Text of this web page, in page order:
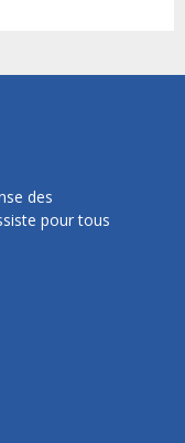
des
pour tous